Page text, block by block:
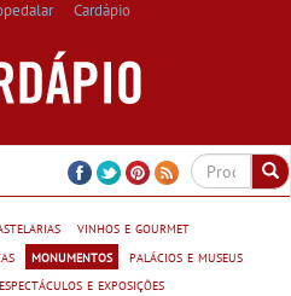
Cardápio
vinhos e gourmet
monumentos
palácios e museus
espectáculos e exposições